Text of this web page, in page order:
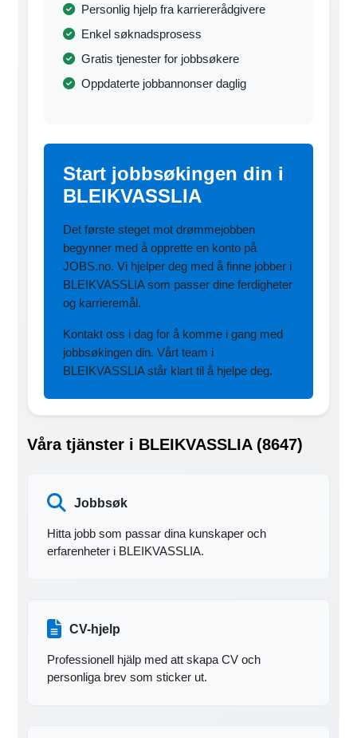
Personlig hjelp fra karriererådgivere
Enkel søknadsprosess
Gratis tjenester for jobbsøkere
Oppdaterte jobbannonser daglig
Start jobbsøkingen din i
BLEIKVASSLIA
Det første steget mot drømmejobben
begynner med å opprette en konto på
JOBS.no. Vi hjelper deg med å finne jobber i
BLEIKVASSLIA som passer dine ferdigheter
og karrieremål.
Kontakt oss i dag for å komme i gang med
jobbsøkingen din. Vårt team i
BLEIKVASSLIA står klart til å hjelpe deg.
Våra tjänster i BLEIKVASSLIA (8647)
Jobbsøk
Hitta jobb som passar dina kunskaper och
erfarenheter i BLEIKVASSLIA.
CV-hjelp
Professionell hjälp med att skapa CV och
personliga brev som sticker ut.